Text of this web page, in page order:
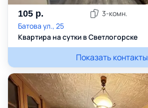
105 р. 3-комн.
Батова ул., 25
Квартира на сутки в Светлогорске
Показать контакты